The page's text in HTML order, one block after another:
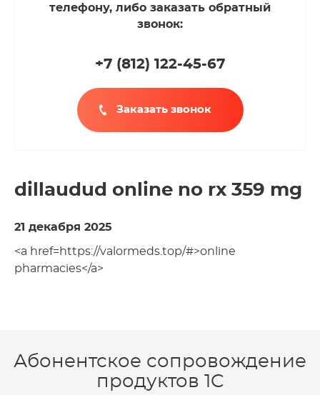
телефону, либо заказать обратный
звонок:
+7 (812) 122-45-67
Заказать звонок
dillaudud online no rx 359 mg
21 декабря 2025
<a href=https://valormeds.top/#>online
pharmacies</a>
Абонентское сопровождение
продуктов 1C